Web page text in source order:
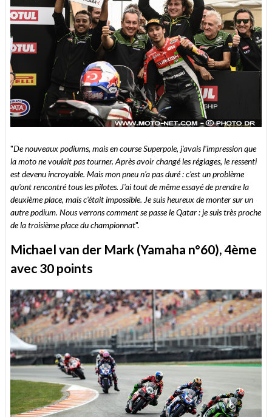
"De nouveaux podiums, mais en course Superpole, j'avais l'impression que
la moto ne voulait pas tourner. Après avoir changé les réglages, le ressenti
est devenu incroyable. Mais mon pneu n'a pas duré : c'est un problème
qu'ont rencontré tous les pilotes. J'ai tout de même essayé de prendre la
deuxième place, mais c'était impossible. Je suis heureux de monter sur un
autre podium. Nous verrons comment se passe le Qatar : je suis très proche
de la troisième place du championnat".
Michael van der Mark (Yamaha n°60), 4ème
avec 30 points